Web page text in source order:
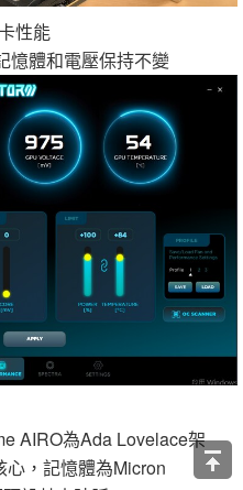
性能
憶體和電壓保持不變
AIRO為Ada Lovelace架
，記憶體為Micron